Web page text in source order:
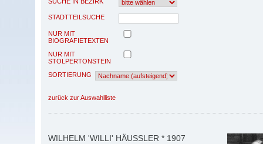
STADTTEILSUCHE
NUR MIT
BIOGRAFIETEXTEN
NUR MIT
STOLPERTONSTEIN
SORTIERUNG
zurück zur Auswahlliste
WILHELM 'WILLI' HÄUSSLER * 1907